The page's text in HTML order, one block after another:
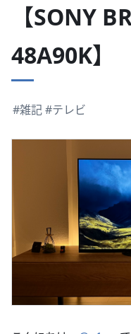
【SONY
48A90K】
#雑記#テレビ